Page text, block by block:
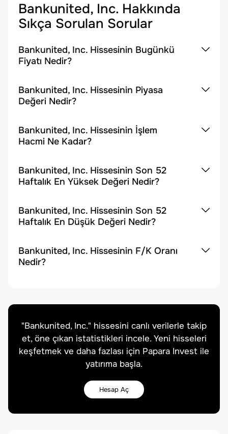
Bankunited, Inc. Hakkında
Sıkça Sorulan Sorular
Bankunited, Inc. Hissesinin Bugünkü
Fiyatı Nedir?
Bankunited, Inc. Hissesinin Piyasa
Değeri Nedir?
Bankunited, Inc. Hissesinin İşlem
Hacmi Ne Kadar?
Bankunited, Inc. Hissesinin Son 52
Haftalık En Yüksek Değeri Nedir?
Bankunited, Inc. Hissesinin Son 52
Haftalık En Düşük Değeri Nedir?
Bankunited, Inc. Hissesinin F/K Oranı
Nedir?
"Bankunited, Inc." hissesini canlı verilerle takip
et, öne çıkan istatistikleri incele. Yeni hisseleri
keşfetmek ve daha fazlası için Papara Invest ile
yatırıma başla.
Hesap Aç